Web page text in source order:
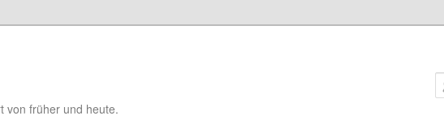
von früher und heute.